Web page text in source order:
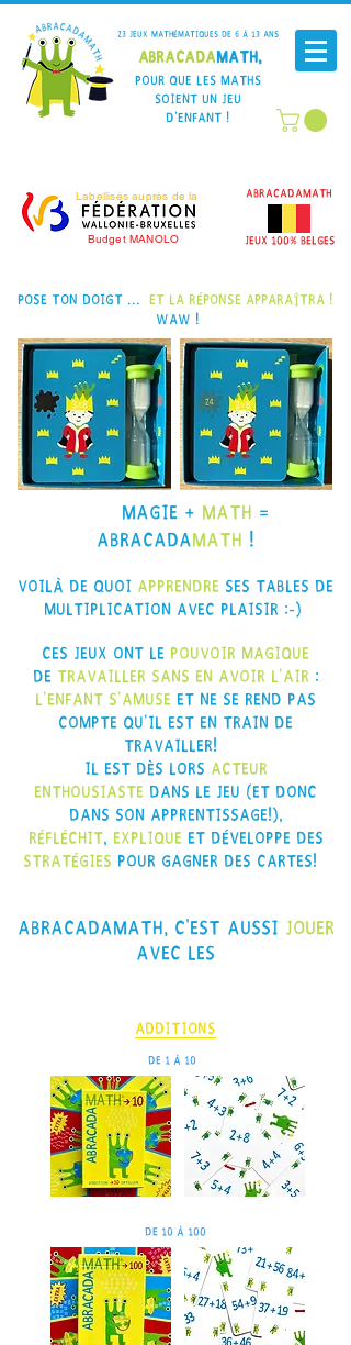
AbracadaMath,
Pour que les maths
soient un jeu
d'enfant !
23 Jeux mathématiques de 6 à 13 ans
Labellisés auprès de la
Budget MANOLO JEUX 100% BELGEs
AbracadaMath
Pose ton doigt ... et la réponse apparaîtra !
Waw !
Magie + Math =
AbracadaMath !
Voilà de quoi apprendre ses tables de
multiplication avec plaisir :-)
Ces jeux ont le pouvoir magique
de travailler sans en avoir l'air :
l'enfant s'amuse et ne se rend pas
compte qu'il est en train de
travailler!
Il est dès lors acteur
enthousiaste dans le jeu (et donc
dans son apprentissage!),
réfléchit, explique et développe des
stratégies pour gagner des cartes!
AbracadaMath, c'est aussi jouer
avec les
Additions
de 1 à 10
de 10 à 100